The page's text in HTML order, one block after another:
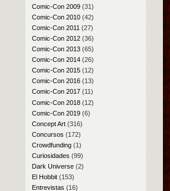
Comic-Con 2009(31)
Comic-Con 2010(42)
Comic-Con 2011 (27)
Comic-Con 2012(36)
Comic-Con 2013(65)
Comic-Con 2014(26)
Comic-Con 2015(12)
Comic-Con 2016(13)
Comic-Con 2017(11)
Comic-Con 2018(12)
Comic-Con 2019(6)
Concept Art(316)
Concursos (172)
Crowdfunding(1)
Curiosidades (99)
Dark Universe(2)
El Hobbit(153)
Entrevistas (16)